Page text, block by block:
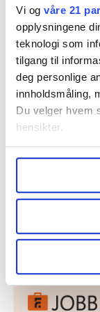
Vi og våre 21
opplysningene
teknologi som
tilgang til
deg personlige
innholdsmåling,
Du velger hvem
hensikter.
Undermer info
data behandles
brukes. Du kan
samtykke fra
LO Medias
og fontene.no
lære hvordan
relevant
Akershus,
Rødt-lederen
har ført til flere
tillitsvalgte.
Del artikkel